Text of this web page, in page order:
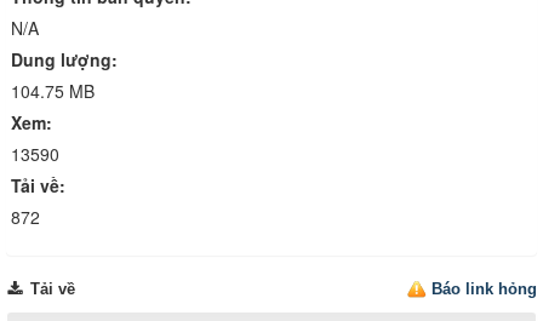
N/A
Dung lượng:
104.75 MB
Xem:
13590
Tải về:
872
Báo link hỏng
Tải về